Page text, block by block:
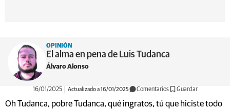
OPINIÓN
El alma en pena de Luis Tudanca
Álvaro Alonso
16/01/2025 Actualizado a 16/01/2025 Comentarios Guardar
Oh Tudanca, pobre Tudanca, qué ingratos, tú que hiciste todo